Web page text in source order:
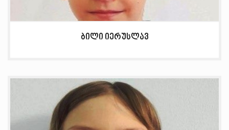
ბილი იერუსლავ